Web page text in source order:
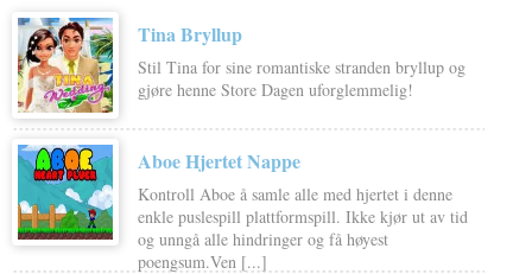
Tina Bryllup
Stil Tina for sine romantiske stranden bryllup og
gjøre henne Store Dagen uforglemmelig!
Aboe Hjertet Nappe
Kontroll Aboe å samle alle med hjertet i denne
enkle puslespill plattformspill. Ikke kjør ut av tid
og unngå alle hindringer og få høyest
poengsum.Ven [...]